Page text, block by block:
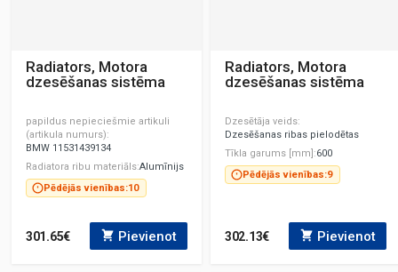
Radiators, Motora
dzesēšanas sistēma
papildus nepieciešmie artikuli
(artikula numurs)
BMW 11531439134
Radiatora ribu materiāls Alumīnijs
Pēdējās vienības:10
301.65€ Pievienot
Radiators, Motora
dzesēšanas sistēma
Dzesētāja veids
Dzesēšanas ribas pielodētas
Tīkla garums [mm] 600
Pēdējās vienības:9
302.13€ Pievienot